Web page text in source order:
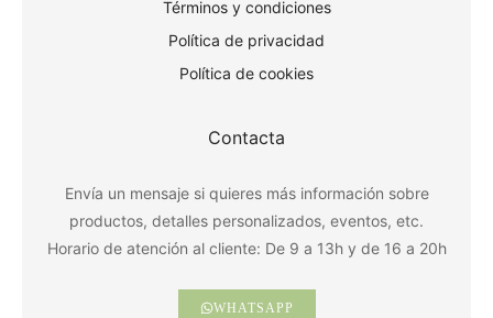
Términos y condiciones
Política de privacidad
Política de cookies
Contacta
Envía un mensaje si quieres más información sobre
productos, detalles personalizados, eventos, etc.
Horario de atención al cliente: De 9 a 13h y de 16 a 20h
WHATSAPP